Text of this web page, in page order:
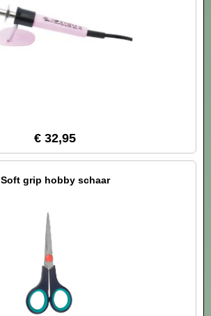
€ 32,95
Soft grip hobby schaar